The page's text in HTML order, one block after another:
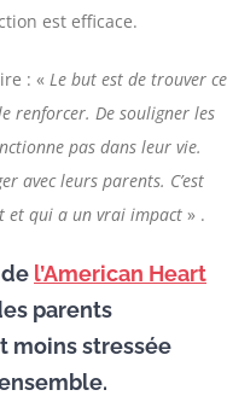
est efficace.
: « Le but est de trouver ce
renforcer. De souligner les
pas dans leur vie.
avec leurs parents. C’est
et qui a un vrai impact » .
l’American Heart
parents
moins stressée